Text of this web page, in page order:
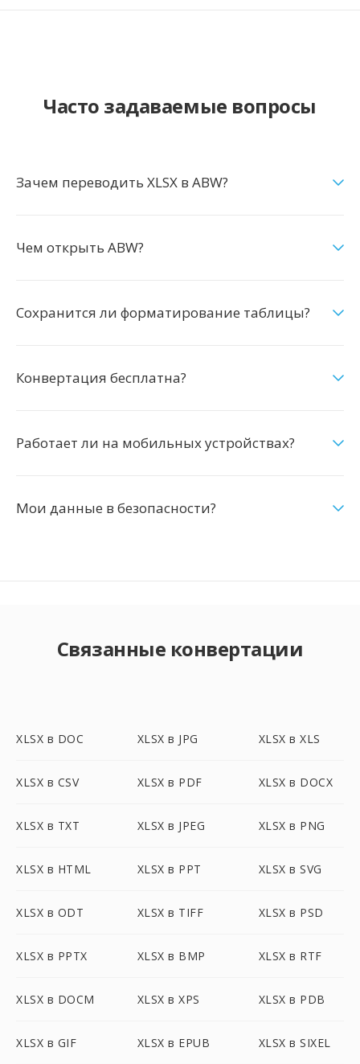
Часто задаваемые вопросы
Зачем переводить XLSX в ABW?
Чем открыть ABW?
Сохранится ли форматирование таблицы?
Конвертация бесплатна?
Работает ли на мобильных устройствах?
Мои данные в безопасности?
Связанные конвертации
XLSX в DOC XLSX в JPG XLSX в XLS
XLSX в CSV XLSX в PDF XLSX в DOCX
XLSX в TXT XLSX в JPEG XLSX в PNG
XLSX в HTML XLSX в PPT XLSX в SVG
XLSX в ODT XLSX в TIFF XLSX в PSD
XLSX в PPTX XLSX в BMP XLSX в RTF
XLSX в DOCM XLSX в XPS XLSX в PDB
XLSX в GIF XLSX в EPUB XLSX в SIXEL